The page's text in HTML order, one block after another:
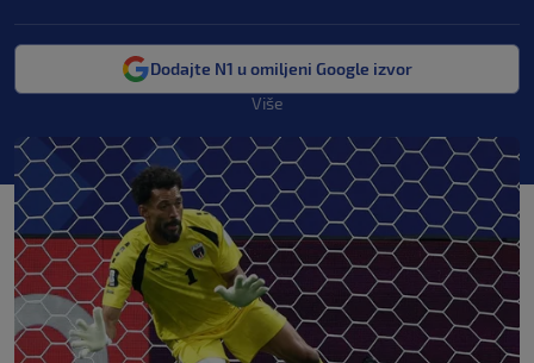
Dodajte N1 u omiljeni Google izvor
Više